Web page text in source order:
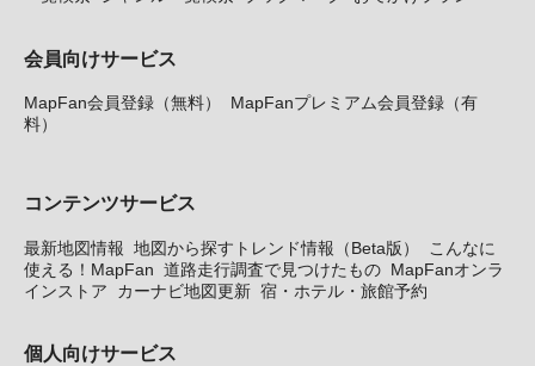
会員向けサービス
MapFan会員登録（無料）
MapFanプレミアム会員登録（有
料）
コンテンツサービス
最新地図情報 地図から探すトレンド情報（Beta版）
こんなに
使える！MapFan 道路走行調査で見つけたもの MapFanオンラ
インストア
カーナビ地図更新 宿・ホテル・旅館予約
個人向けサービス